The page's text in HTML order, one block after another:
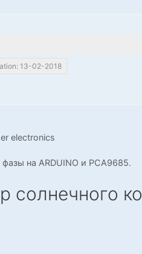
13-02-2018
electronics
на ARDUINO и PCA9685.
солнечного